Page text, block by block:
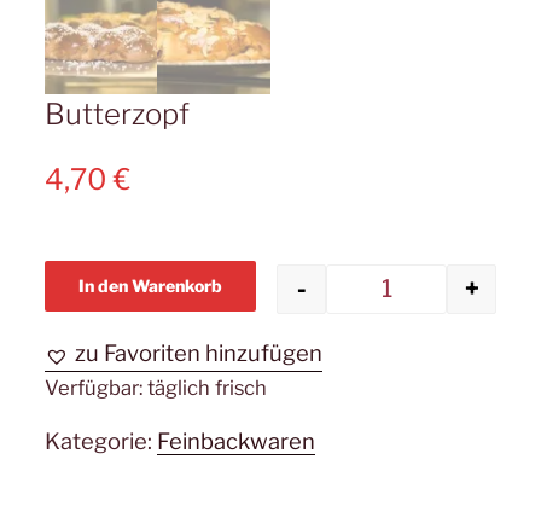
Butterzopf
4,70€
Butterzopf
- +
In den Warenkorb
zu Favoriten hinzufügen
Verfügbar: täglich frisch
Kategorie: Feinbackwaren